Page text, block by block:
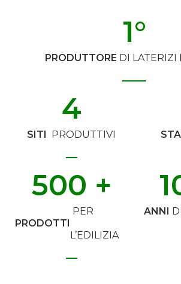
PRODUTTORE DI LATERIZI
1°
SITI PRODUTTIVI
4
PRODOTTI
PER
L’EDILIZIA
500 +
ANNI